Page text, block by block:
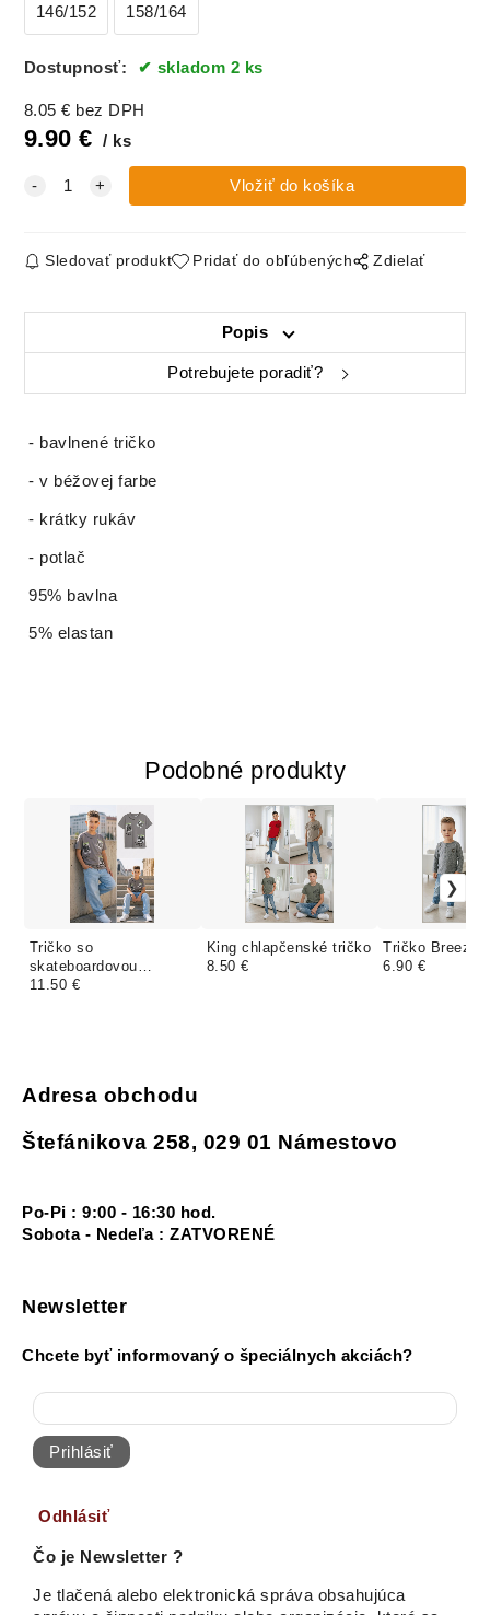
146/152
158/164
Dostupnosť: skladom 2 ks
8.05 € bez DPH
9.90 € ks
Sledovať produkt Pridať do obľúbených Zdielať
Popis
Potrebujete poradiť?
- bavlnené tričko
- v béžovej farbe
- krátky rukáv
- potlač
95% bavlna
5% elastan
Podobné produkty
Tričko so
skateboardovou
potlačou
11.50 €
King chlapčenské tričko
8.50 €
Tričko Breeze
6.90 €
Adresa obchodu
Štefánikova 258, 029 01 Námestovo
Po-Pi : 9:00 - 16:30 hod.
Sobota - Nedeľa : ZATVORENÉ
Newsletter
Chcete byť informovaný o špeciálnych akciách?
Prihlásiť
Odhlásiť
Čo je Newsletter ?
Je tlačená alebo elektronická správa obsahujúca